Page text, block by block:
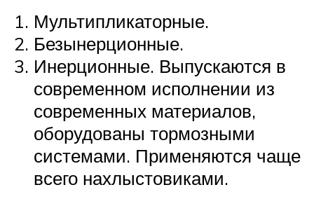
Мультипликаторные.
Безынерционные.
Инерционные. Выпускаются в
современном исполнении из
современных материалов,
оборудованы тормозными
системами. Применяются чаще
всего нахлыстовиками.